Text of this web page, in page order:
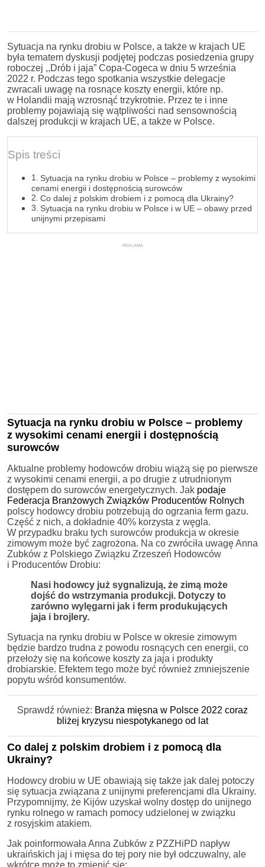
Sytuacja na rynku drobiu w Polsce, a także w krajach UE
była tematem dyskusji podjętej podczas posiedzenia grupy
roboczej ,,Drób i jaja” Copa-Cogeca w dniu 5 września
2022 r. Podczas tego spotkania wszystkie delegacje
zwracali uwagę na rosnące koszty energii, które np.
w Holandii mają wzrosnąć trzykrotnie. Przez te i inne
problemy pojawiają się wątpliwości nad sensownością
dalszej produkcji w krajach UE, a także w Polsce.
Spis treści
Sytuacja na rynku drobiu w Polsce – problemy z wysokimi
cenami energii i dostępnością surowców
Co dalej z polskim drobiem i z pomocą dla Ukrainy?
Sytuacja na rynku drobiu w Polsce i w UE – obawy przed
unijnymi przepisami
REKLAMA
Sytuacja na rynku drobiu w Polsce – problemy
z wysokimi cenami energii i dostępnością
surowców
Aktualne problemy hodowców drobiu wiążą się po pierwsze
z wysokimi cenami energii, a po drugie z utrudnionym
dostępem do surowców energetycznych. Jak podaje
Federacja Branżowych Związków Producentów Rolnych
polscy hodowcy drobiu potrzebują do ogrzania ferm gazu.
Część z nich, a dokładnie 40% korzysta z węgla.
W przypadku braku tych surowców produkcja w okresie
zimowym może być zagrożona. Na co zwróciła uwagę Anna
Zubków z Polskiego Związku Zrzeszeń Hodowców
i Producentów Drobiu:
Nasi hodowcy już sygnalizują, że zimą może
dojść do wstrzymania produkcji. Dotyczy to
zarówno wylęgarni jak i ferm produkujących
jaja i brojlery.
Sytuacja na rynku drobiu w Polsce w okresie zimowym
będzie bardzo trudna z powodu rosnących cen energii, co
przełoży się na końcowe koszty za jaja i produkty
drobiarskie. Efektem tego może być również zmniejszenie
popytu wśród konsumentów.
Sprawdź również: Branża mięsna w Polsce 2022 coraz
bliżej kryzysu niespotykanego od lat
Co dalej z polskim drobiem i z pomocą dla
Ukrainy?
Hodowcy drobiu w UE obawiają się także jak dalej potoczy
się sytuacja związana z unijnymi preferencjami dla Ukrainy.
Przypomnijmy, że Kijów uzyskał wolny dostęp do unijnego
rynku rolnego w ramach pomocy udzielonej w związku
z rosyjskim atakiem.
Jak poinformowała Anna Zubków z PZZHiPD napływ
ukraińskich jaj i mięsa do tej pory nie był odczuwalny, ale
wkrótce może to zmienić się: